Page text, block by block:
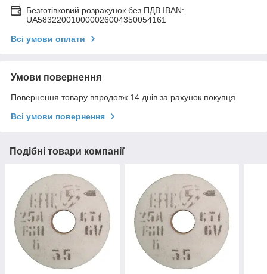
Безготівковий розрахунок без ПДВ IBAN:
UA583220010000026004350054161
Всі умови оплати
Умови повернення
Повернення товару впродовж 14 днів за рахунок покупця
Всі умови повернення
Подібні товари компанії